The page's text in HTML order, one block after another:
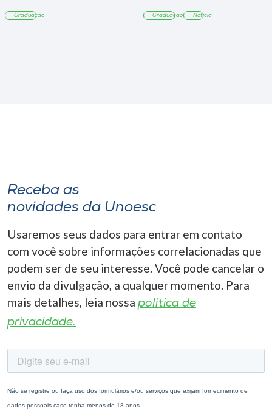
Graduação Graduação Notícia
Receba as
novidades da Unoesc
Usaremos seus dados para entrar em contato
com você sobre informações correlacionadas que
podem ser de seu interesse. Você pode cancelar o
envio da divulgação, a qualquer momento. Para
mais detalhes, leia nossa política de
privacidade.